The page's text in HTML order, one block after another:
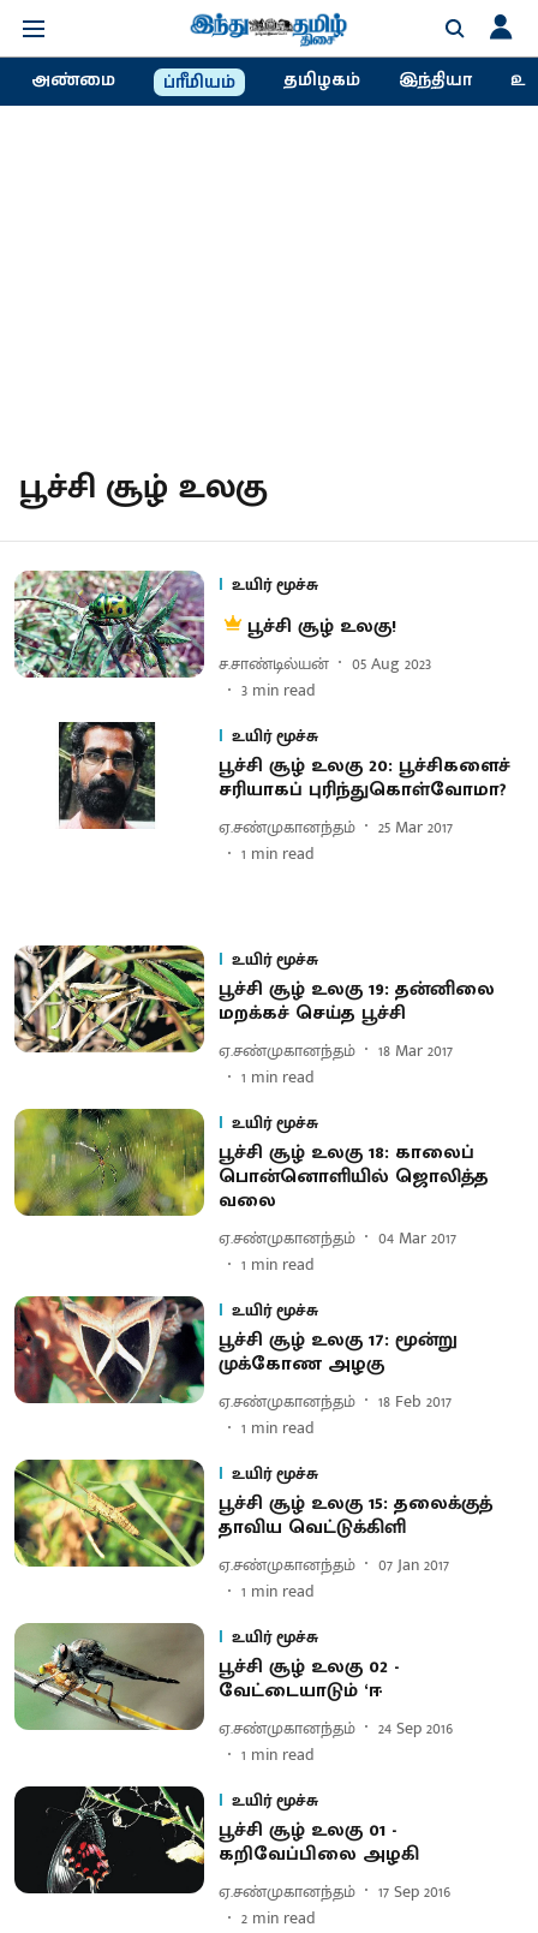
அண்மை ப்ரீமியம் தமிழகம் இந்தியா
பூச்சி சூழ் உலகு
உயிர் மூச்சு
பூச்சி சூழ் உலகு!
ச.சாண்டில்யன்
05 Aug 2023
3 min read
உயிர் மூச்சு
பூச்சி சூழ் உலகு 20: பூச்சிகளைச்
சரியாகப் புரிந்துகொள்வோமா?
ஏ.சண்முகானந்தம்
25 Mar 2017
1 min read
உயிர் மூச்சு
பூச்சி சூழ் உலகு 19: தன்னிலை
மறக்கச் செய்த பூச்சி
ஏ.சண்முகானந்தம்
18 Mar 2017
1 min read
உயிர் மூச்சு
பூச்சி சூழ் உலகு 18: காலைப்
பொன்னொளியில் ஜொலித்த
வலை
ஏ.சண்முகானந்தம்
04 Mar 2017
1 min read
உயிர் மூச்சு
பூச்சி சூழ் உலகு 17: மூன்று
முக்கோண அழகு
ஏ.சண்முகானந்தம்
18 Feb 2017
1 min read
உயிர் மூச்சு
பூச்சி சூழ் உலகு 15: தலைக்குத்
தாவிய வெட்டுக்கிளி
ஏ.சண்முகானந்தம்
07 Jan 2017
1 min read
உயிர் மூச்சு
பூச்சி சூழ் உலகு 02 -
வேட்டையாடும் ‘ஈ
ஏ.சண்முகானந்தம்
24 Sep 2016
1 min read
உயிர் மூச்சு
பூச்சி சூழ் உலகு 01 -
கறிவேப்பிலை அழகி
ஏ.சண்முகானந்தம்
17 Sep 2016
2 min read